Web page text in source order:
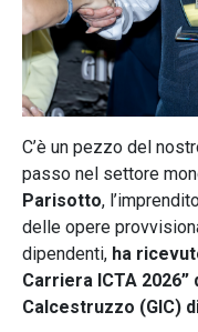
C’è un pezzo del
passo nel settore
Parisotto,
delle opere
dipendenti, ha
Carriera ICTA
Calcestruzzo (GIC)